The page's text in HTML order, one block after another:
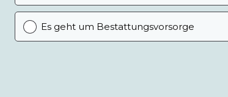
Es geht um Bestattungsvorsorge